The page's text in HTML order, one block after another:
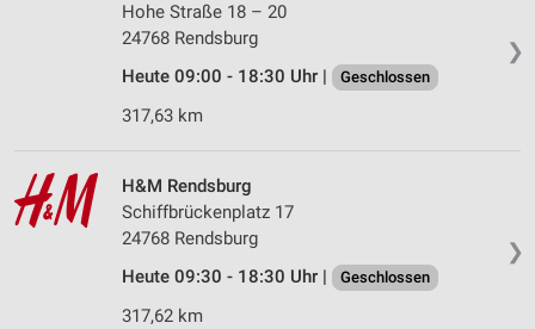
❯
Hohe Straße 18 – 20
24768 Rendsburg
Heute 09:00 - 18:30 Uhr |
Geschlossen
317,63 km
❯
H&M Rendsburg
Schiffbrückenplatz 17
24768 Rendsburg
Heute 09:30 - 18:30 Uhr |
Geschlossen
317,62 km